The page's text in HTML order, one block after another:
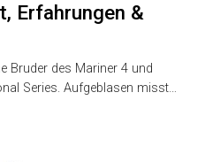
Erfahrungen &
Bruder des Mariner 4 und
Series. Aufgeblasen misst…